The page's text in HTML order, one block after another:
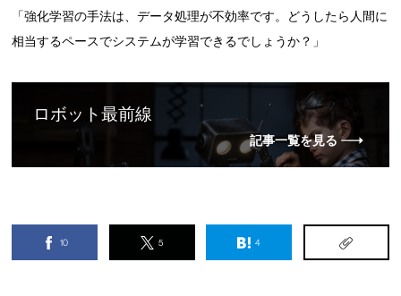
「強化学習の手法は、データ処理が不効率です。どうしたら人間に
相当するペースでシステムが学習できるでしょうか？」
ロボット最前線
記事一覧を見る
10 5 4